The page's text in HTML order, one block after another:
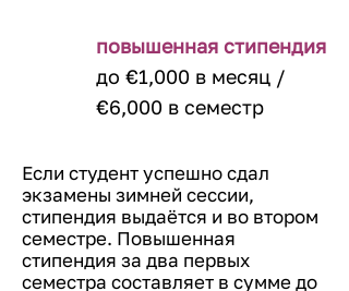
повышенная стипендия
до €1,000 в месяц /
€6,000 в семестр
Если студент успешно сдал
экзамены зимней сессии,
стипендия выдаётся и во втором
семестре. Повышенная
стипендия за два первых
семестра составляет в сумме до